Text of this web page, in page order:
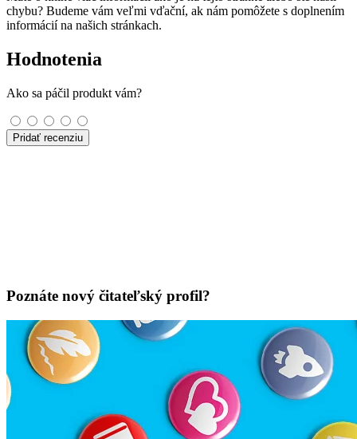
chybu? Budeme vám veľmi vďační, ak nám pomôžete s doplnením
informácií na našich stránkach.
Hodnotenia
Ako sa páčil produkt vám?
Pridať recenziu
Poznáte nový čitateľský profil?